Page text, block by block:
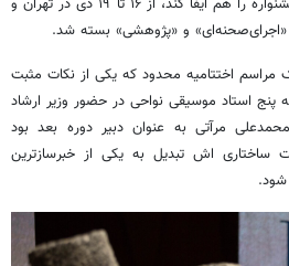
مراسم اختتامیه محدود که یکی از نکات مثبت
استاد موسیقی نواحی در حضور وزیر ارشاد
مرآتی به عنوان دبیر دوره بعد بود
ساختاری اش تبدیل به یکی از خبرسازترین